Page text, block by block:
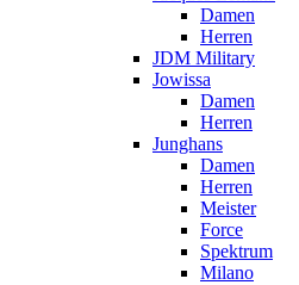
Damen
Herren
JDM Military
Jowissa
Damen
Herren
Junghans
Damen
Herren
Meister
Force
Spektrum
Milano